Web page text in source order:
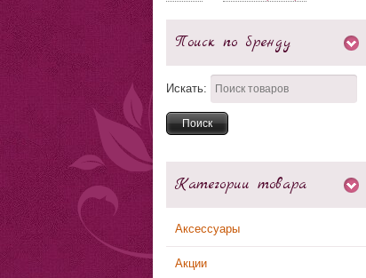
Поиск по бренду
Искать:
Категории товара
Аксессуары
Акции